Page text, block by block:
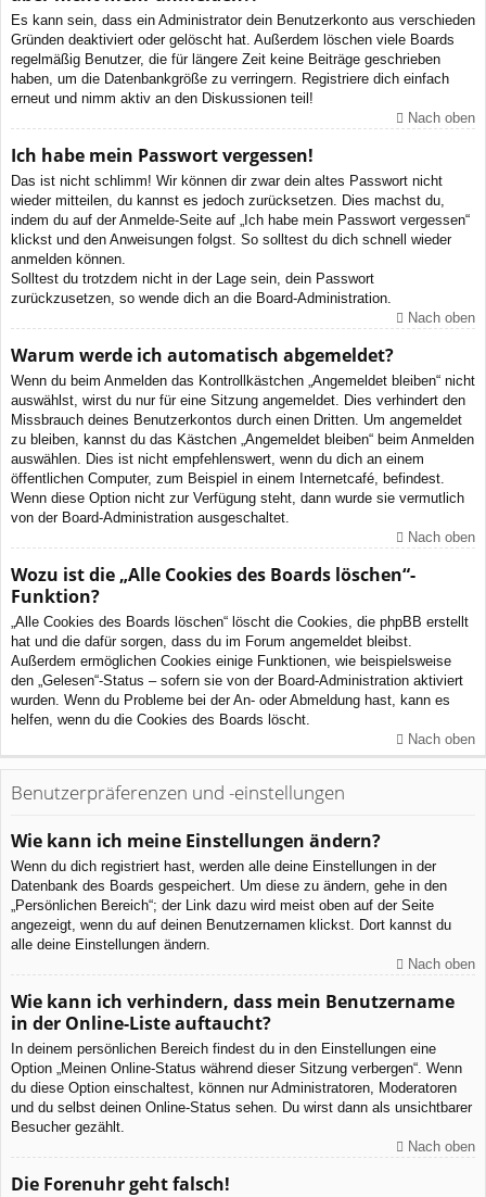
Es kann sein, dass ein Administrator dein Benutzerkonto aus verschieden
Gründen deaktiviert oder gelöscht hat. Außerdem löschen viele Boards
regelmäßig Benutzer, die für längere Zeit keine Beiträge geschrieben
haben, um die Datenbankgröße zu verringern. Registriere dich einfach
erneut und nimm aktiv an den Diskussionen teil!
Nach oben
Ich habe mein Passwort vergessen!
Das ist nicht schlimm! Wir können dir zwar dein altes Passwort nicht
wieder mitteilen, du kannst es jedoch zurücksetzen. Dies machst du,
indem du auf der Anmelde-Seite auf „Ich habe mein Passwort vergessen“
klickst und den Anweisungen folgst. So solltest du dich schnell wieder
anmelden können.
Solltest du trotzdem nicht in der Lage sein, dein Passwort
zurückzusetzen, so wende dich an die Board-Administration.
Nach oben
Warum werde ich automatisch abgemeldet?
Wenn du beim Anmelden das Kontrollkästchen „Angemeldet bleiben“ nicht
auswählst, wirst du nur für eine Sitzung angemeldet. Dies verhindert den
Missbrauch deines Benutzerkontos durch einen Dritten. Um angemeldet
zu bleiben, kannst du das Kästchen „Angemeldet bleiben“ beim Anmelden
auswählen. Dies ist nicht empfehlenswert, wenn du dich an einem
öffentlichen Computer, zum Beispiel in einem Internetcafé, befindest.
Wenn diese Option nicht zur Verfügung steht, dann wurde sie vermutlich
von der Board-Administration ausgeschaltet.
Nach oben
Wozu ist die „Alle Cookies des Boards löschen“-
Funktion?
„Alle Cookies des Boards löschen“ löscht die Cookies, die phpBB erstellt
hat und die dafür sorgen, dass du im Forum angemeldet bleibst.
Außerdem ermöglichen Cookies einige Funktionen, wie beispielsweise
den „Gelesen“-Status – sofern sie von der Board-Administration aktiviert
wurden. Wenn du Probleme bei der An- oder Abmeldung hast, kann es
helfen, wenn du die Cookies des Boards löscht.
Nach oben
Benutzerpräferenzen und -einstellungen
Wie kann ich meine Einstellungen ändern?
Wenn du dich registriert hast, werden alle deine Einstellungen in der
Datenbank des Boards gespeichert. Um diese zu ändern, gehe in den
„Persönlichen Bereich“; der Link dazu wird meist oben auf der Seite
angezeigt, wenn du auf deinen Benutzernamen klickst. Dort kannst du
alle deine Einstellungen ändern.
Nach oben
Wie kann ich verhindern, dass mein Benutzername
in der Online-Liste auftaucht?
In deinem persönlichen Bereich findest du in den Einstellungen eine
Option „Meinen Online-Status während dieser Sitzung verbergen“. Wenn
du diese Option einschaltest, können nur Administratoren, Moderatoren
und du selbst deinen Online-Status sehen. Du wirst dann als unsichtbarer
Besucher gezählt.
Nach oben
Die Forenuhr geht falsch!